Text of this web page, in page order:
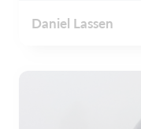
Daniel Lassen